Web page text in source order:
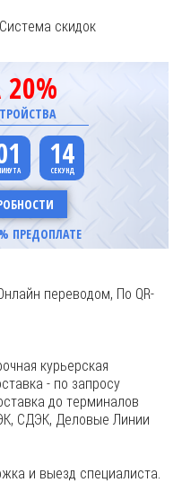
Система скидок
14
ПРЕДОПЛАТЕ
переводом, По QR-
курьерская
- по запросу
до терминалов
СДЭК, Деловые Линии
и выезд специалиста.